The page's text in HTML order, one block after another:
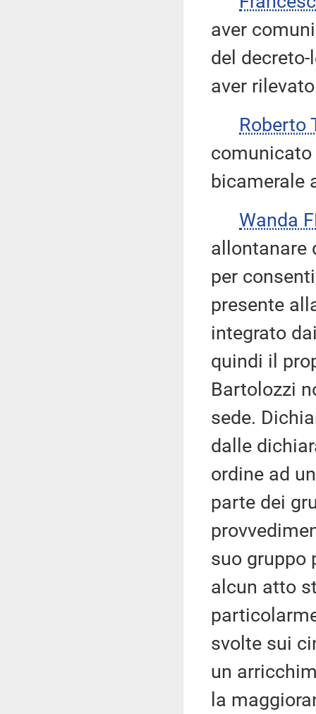
aver
del
aver
Roberto
bicamerale
Wanda
allontanare
per
presente
integrato
quindi il
Bartolozzi
sede.
dalle
ordine ad
parte dei
suo gruppo
alcun atto
svolte sui
un
la